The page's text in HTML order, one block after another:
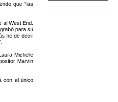
que “las
al West End.
para su
he de decir
Michelle
Marvin
con el único